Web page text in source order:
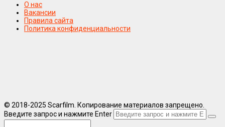
О нас
Вакансии
Правила сайта
Политика конфиденциальности
© 2018-2025 Scarfilm. Копирование материалов запрещено.
Введите запрос и нажмите Enter